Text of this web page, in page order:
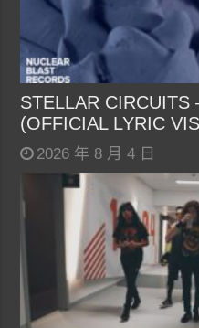
STELLAR CIRCUITS
(OFFICIAL LYRIC
2026 年 8 月 4 日